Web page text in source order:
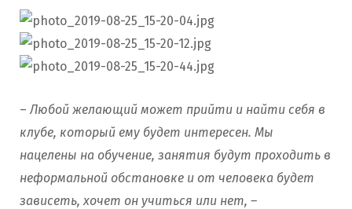
– Любой желающий может прийти и найти себя в
клубе, который ему будет интересен. Мы
нацелены на обучение, занятия будут проходить в
неформальной обстановке и от человека будет
зависеть, хочет он учиться или нет, –